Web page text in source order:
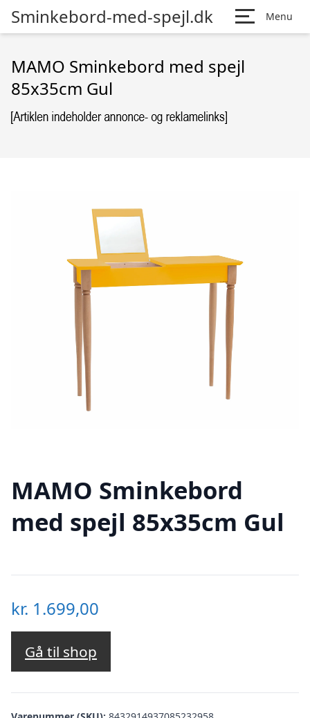
Sminkebord-med-spejl.dk Menu
MAMO Sminkebord med spejl
85x35cm Gul
MAMO Sminkebord
med spejl 85x35cm Gul
kr. 1.699,00
Gå til shop